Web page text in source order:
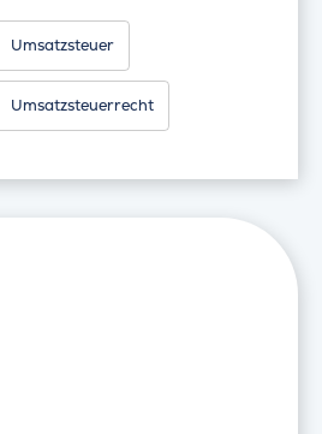
Umsatzsteuer
Umsatzsteuerrecht